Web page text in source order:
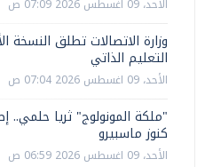
الأحد، 09 اغسطس 2026 07:09 ص
وزارة الاتصالات تطلق النسخة
التعليم الذاتي
الأحد، 09 اغسطس 2026 07:04 ص
"ملكة المونولوج" ثريا حلمي..
كنوز ماسبيرو
الأحد، 09 اغسطس 2026 06:59 ص